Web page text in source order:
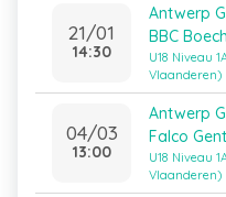
21/01
14:30
Antwerp
BBC
U18 Niveau
Vlaanderen)
04/03
13:00
Antwerp
Falco
U18 Niveau
Vlaanderen)